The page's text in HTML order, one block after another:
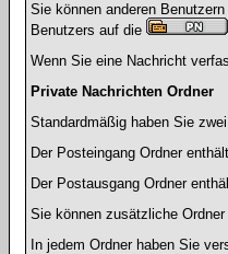
Sie können anderen
Benutzers auf die
Wenn Sie eine Nachricht
Private Nachrichten Ordner
Standardmäßig haben Sie
Der Posteingang Ordner
Der Postausgang Ordner
Sie können zusätzliche
In jedem Ordner haben Sie